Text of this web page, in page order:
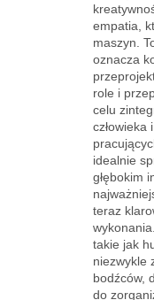
empatia,
maszyn.
oznacza
role i
celu
człowieka
idealnie
głębokim
teraz
takie jak
niezwykle
bodźców,
do